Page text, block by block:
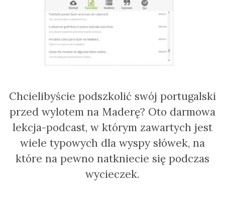
Chcielibyście podszkolić swój portugalski
przed wylotem na Maderę? Oto darmowa
lekcja-podcast, w którym zawartych jest
wiele typowych dla wyspy słówek, na
które na pewno natkniecie się podczas
wycieczek.